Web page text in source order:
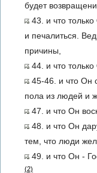
будет
43. и что
и печалиться.
причины,
44. и что
45-46. и что Он
пола из людей и
47. и что Он
48. и что Он
тем, что люди
49. и что Он -
(2)